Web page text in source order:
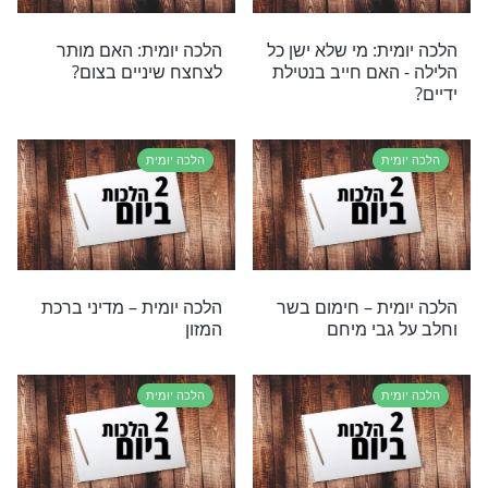
– ספק במספר
הלכה יומית - ברכת שחיינו
כל כלים חדשים
הלכה יומית